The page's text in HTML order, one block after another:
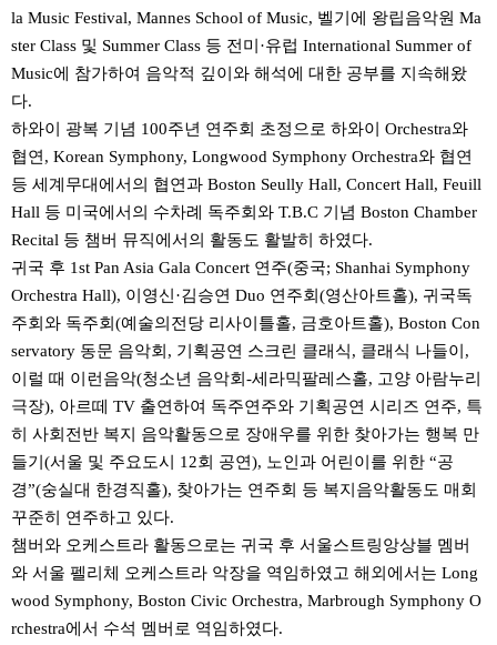
la Music Festival, Mannes School of Music, 벨기에 왕립음악원 Ma
ster Class 및 Summer Class 등 전미·유럽 International Summer of
Music에 참가하여 음악적 깊이와 해석에 대한 공부를 지속해왔
다.
하와이 광복 기념 100주년 연주회 초정으로 하와이 Orchestra와
협연, Korean Symphony, Longwood Symphony Orchestra와 협연
등 세계무대에서의 협연과 Boston Seully Hall, Concert Hall, Feuill
Hall 등 미국에서의 수차례 독주회와 T.B.C 기념 Boston Chamber
Recital 등 챔버 뮤직에서의 활동도 활발히 하였다.
귀국 후 1st Pan Asia Gala Concert 연주(중국; Shanhai Symphony
Orchestra Hall), 이영신·김승연 Duo 연주회(영산아트홀), 귀국독
주회와 독주회(예술의전당 리사이틀홀, 금호아트홀), Boston Con
servatory 동문 음악회, 기획공연 스크린 클래식, 클래식 나들이,
이럴 때 이런음악(청소년 음악회-세라믹팔레스홀, 고양 아람누리
극장), 아르떼 TV 출연하여 독주연주와 기획공연 시리즈 연주, 특
히 사회전반 복지 음악활동으로 장애우를 위한 찾아가는 행복 만
들기(서울 및 주요도시 12회 공연), 노인과 어린이를 위한 “공
경”(숭실대 한경직홀), 찾아가는 연주회 등 복지음악활동도 매회
꾸준히 연주하고 있다.
챔버와 오케스트라 활동으로는 귀국 후 서울스트링앙상블 멤버
와 서울 펠리체 오케스트라 악장을 역임하였고 해외에서는 Long
wood Symphony, Boston Civic Orchestra, Marbrough Symphony O
rchestra에서 수석 멤버로 역임하였다.